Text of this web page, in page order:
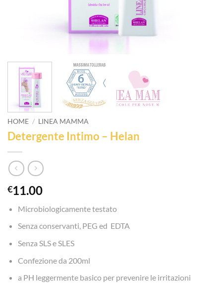
HOME / LINEA MAMMA
Detergente Intimo – Helan
€11.00
Microbiologicamente testato
Senza conservanti, PEG ed EDTA
Senza SLS e SLES
Confezione da 200ml
a PH leggermente basico per prevenire le irritazioni